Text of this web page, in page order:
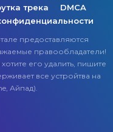
трека
DMCA
предоставляются
правообладатели!
его удалить, пишите
все устройтва на
Айпад).